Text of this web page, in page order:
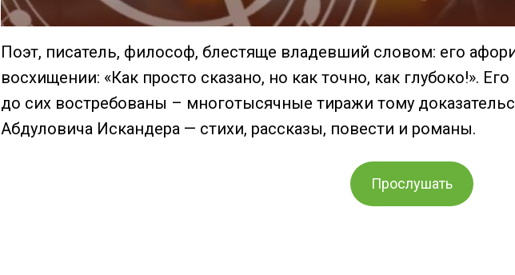
Поэт, писатель, философ, блестяще владевший словом: его
восхищении: «Как просто сказано, но как точно, как глубоко!».
до сих востребованы – многотысячные тиражи тому
Абдуловича Искандера — стихи, рассказы, повести и романы.
Прослушать